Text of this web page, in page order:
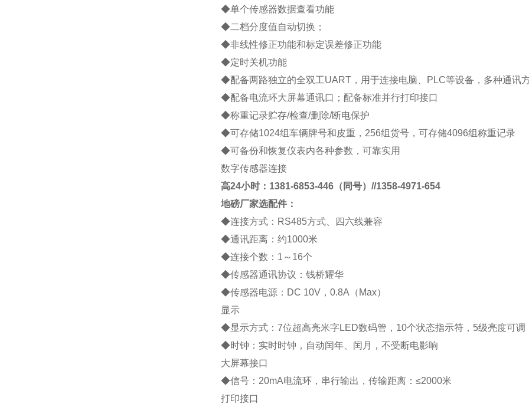
◆单个传感器数据查看功能
◆二档分度值自动切换；
◆非线性修正功能和标定误差修正功能
◆定时关机功能
◆配备两路独立的全双工UART，用于连接电脑、 PLC等设备，多种通讯
◆配备电流环大屏幕通讯口；配备标准并行打印接口
◆称重记录贮存/检查/删除/断电保护
◆可存储1024组车辆牌号和皮重， 256组货号，可存储4096组称重记录
◆可备份和恢复仪表内各种参数，可靠实用
数字传感器连接
高24小时：1381-6853-446（同号）//1358-4971-654
地磅厂家选配件：
◆连接方式： RS485方式、四六线兼容
◆通讯距离：约1000米
◆连接个数： 1 ～ 16个
◆传感器通讯协议： 钱桥耀华
◆传感器电源： DC 10V， 0.8A （ Max）
显示
◆显示方式： 7位超高亮米字LED数码管， 10个状态指示符， 5级亮度可调
◆时钟：实时时钟，自动闰年、闰月，不受断电影响
大屏幕接口
◆信号： 20mA电流环，串行输出，传输距离： ≤2000米
打印接口